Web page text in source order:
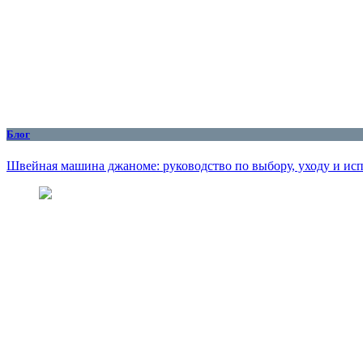
Блог
Швейная машина джаноме: руководство по выбору, уходу и